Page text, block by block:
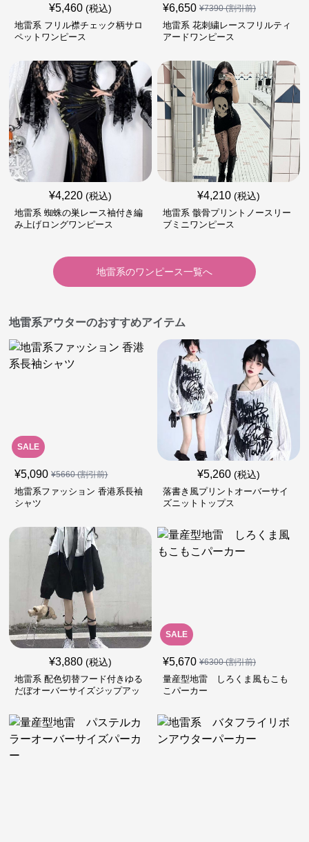
¥5,460 (税込)
地雷系 フリル襟チェック柄サロ
ペットワンピース
¥6,650 ¥7390(割引前)
地雷系 花刺繍レースフリルティ
アードワンピース
¥4,220 (税込)
地雷系 蜘蛛の巣レース袖付き編
み上げロングワンピース
¥4,210 (税込)
地雷系 骸骨プリントノースリー
ブミニワンピース
地雷系のワンピース一覧へ
地雷系アウターのおすすめアイテム
SALE
¥5,090 ¥5660(割引前)
地雷系ファッション 香港系長袖
シャツ
¥5,260 (税込)
落書き風プリントオーバーサイ
ズニットトップス
¥3,880 (税込)
地雷系 配色切替フード付きゆる
だぼオーバーサイズジップアッ
SALE
¥5,670 ¥6300(割引前)
量産型地雷 しろくま風もこも
こパーカー